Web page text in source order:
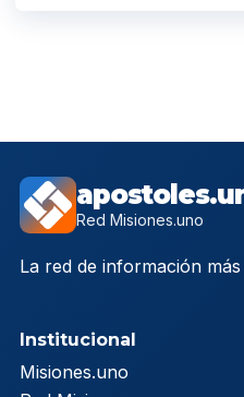
Red Misiones.uno
La red de información
Institucional
Misiones.uno